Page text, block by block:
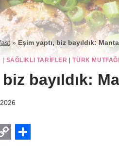
»Eşim yaptı, biz bayıldık:
| SAĞLIKLI TARIFLER |TÜRK MUTFAĞI
bayıldık: